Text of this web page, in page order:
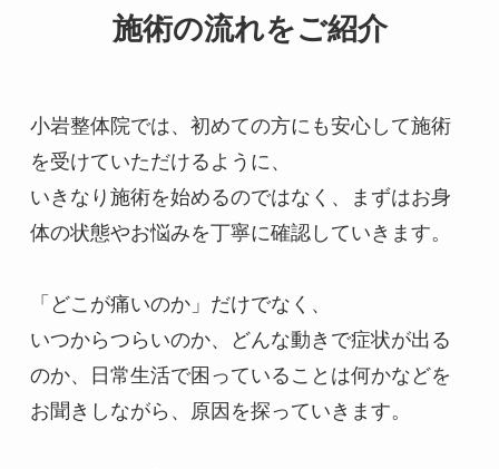
施術の流れをご紹介
小岩整体院では、初めての方にも安心して施術
を受けていただけるように、
いきなり施術を始めるのではなく、まずはお身
体の状態やお悩みを丁寧に確認していきます。
「どこが痛いのか」だけでなく、
いつからつらいのか、どんな動きで症状が出る
のか、日常生活で困っていることは何かなどを
お聞きしながら、原因を探っていきます。